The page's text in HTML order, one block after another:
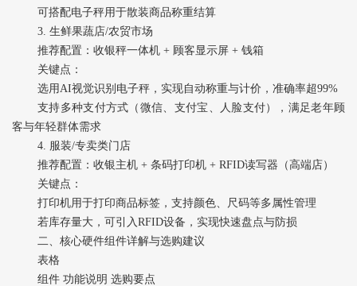
可搭配电子秤用于散装商品称重结算
3. ‌生鲜果蔬店/农贸市场‌
推荐配置‌：收银秤一体机 + 顾客显示屏 + 钱箱
关键点‌：
选用AI视觉识别电子秤，实现自动称重与计价，准确率超99%
支持多种支付方式（微信、支付宝、人脸支付），满足老年顾
客与年轻群体需求
4. ‌服装/专卖类门店‌
推荐配置‌：收银主机 + 条码打印机 + RFID读写器（高端店）
关键点‌：
打印机用于打印商品标签，支持颜色、尺码等多属性管理
若库存量大，可引入RFID设备，实现快速盘点与防损
二、核心硬件组件详解与选购建议
表格
组件 功能说明 选购要点